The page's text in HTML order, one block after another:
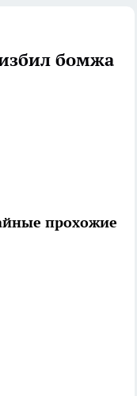
бомжа
прохожие